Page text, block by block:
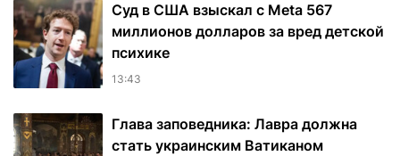
Суд в США взыскал с Meta 567
миллионов долларов за вред детской
психике
13:43
Глава заповедника: Лавра должна
стать украинским Ватиканом